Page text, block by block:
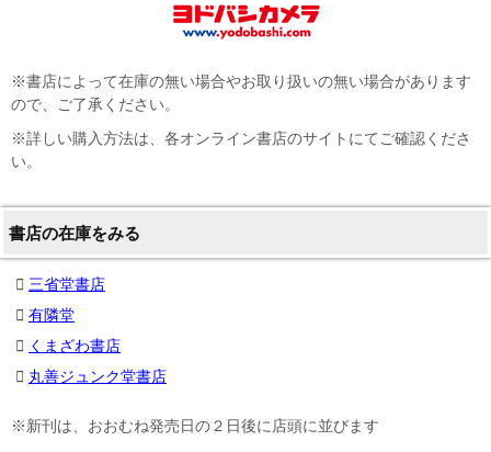
※書店によって在庫の無い場合やお取り扱いの無い場合があります
ので、ご了承ください。
※詳しい購入方法は、各オンライン書店のサイトにてご確認くださ
い。
書店の在庫をみる
三省堂書店
有隣堂
くまざわ書店
丸善ジュンク堂書店
※新刊は、おおむね発売日の２日後に店頭に並びます